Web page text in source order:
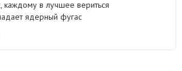
каждому в лучшее вериться
ядерный фугас